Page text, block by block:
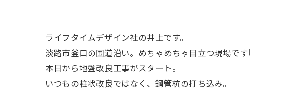
ライフタイムデザイン社の井上です。
淡路市釜口の国道沿い。めちゃめちゃ目立つ現場です!
本日から地盤改良工事がスタート。
いつもの柱状改良ではなく、鋼管杭の打ち込み。